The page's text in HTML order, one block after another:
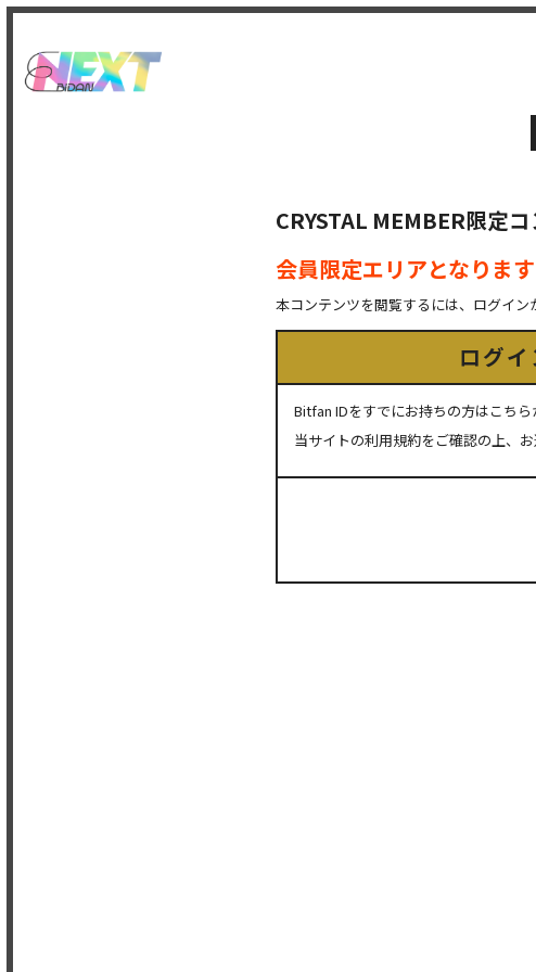
CRYSTAL MEMBER限定
会員限定エリアとなります
本コンテンツを閲覧するには、ログイン
ログイ
Bitfan IDをすでにお持ちの方はこちら
当サイトの利用規約をご確認の上、お